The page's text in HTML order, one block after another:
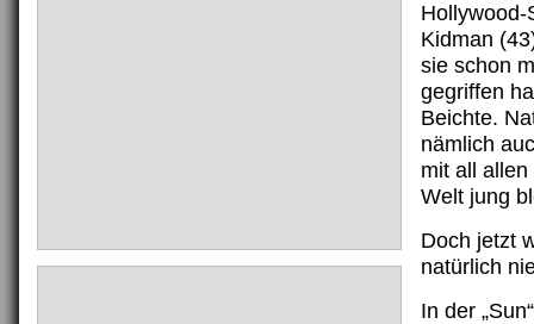
Hollywood-
Kidman
sie schon
gegriffen
Beichte.
nämlich
mit all
Welt jung
Doch jetzt
natürlich
In der